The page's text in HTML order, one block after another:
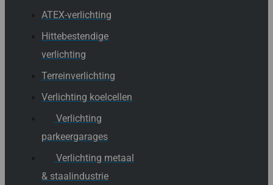
ATEX-verlichting
Hittebestendige
verlichting
Terreinverlichting
Verlichting koelcellen
Verlichting
parkeergarages
Verlichting metaal
& staalindustrie